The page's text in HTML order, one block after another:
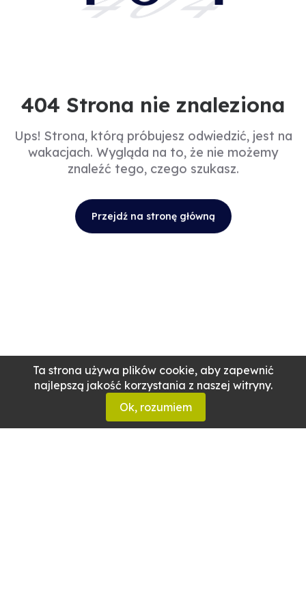
Ta strona używa plików cookie, aby zapewnić
najlepszą jakość korzystania z naszej witryny.
Ok, rozumiem
404 Strona nie znaleziona
Ups! Strona, którą próbujesz odwiedzić, jest na
wakacjach. Wygląda na to, że nie możemy
znaleźć tego, czego szukasz.
Przejdź na stronę główną